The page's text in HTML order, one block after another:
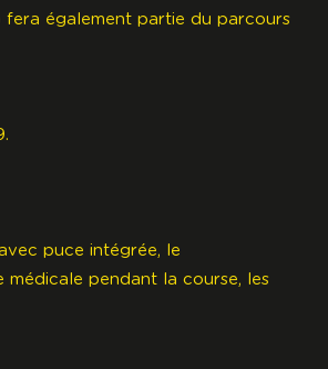
fera également partie du parcours
puce intégrée, le
médicale pendant la course, les